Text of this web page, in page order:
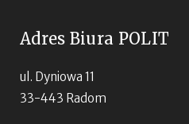
Adres Biura POLIT
ul. Dyniowa 11
33-443 Radom